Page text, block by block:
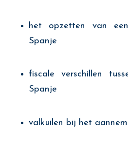
het opzetten van
Spanje
fiscale verschillen
Spanje
valkuilen bij het